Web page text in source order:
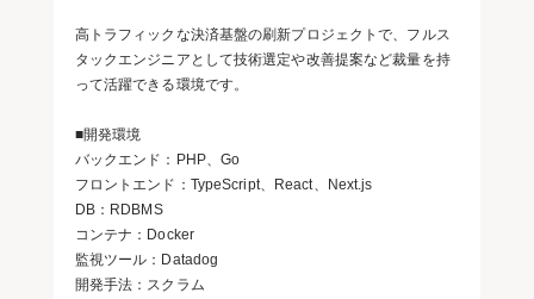
高トラフィックな決済基盤の刷新プロジェクトで、フルス
タックエンジニアとして技術選定や改善提案など裁量を持
って活躍できる環境です。
■開発環境
バックエンド：PHP、Go
フロントエンド：TypeScript、React、Next.js
DB：RDBMS
コンテナ：Docker
監視ツール：Datadog
開発手法：スクラム